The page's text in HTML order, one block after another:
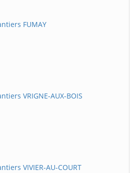
FUMAY
VRIGNE-AUX-BOIS
VIVIER-AU-COURT